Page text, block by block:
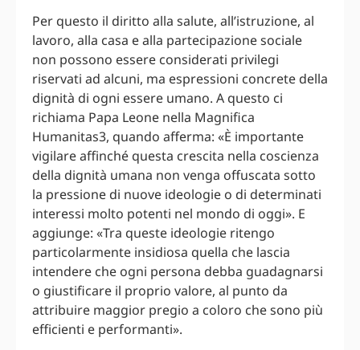
Per questo il diritto alla salute, all’istruzione, al
lavoro, alla casa e alla partecipazione sociale
non possono essere considerati privilegi
riservati ad alcuni, ma espressioni concrete della
dignità di ogni essere umano. A questo ci
richiama Papa Leone nella Magnifica
Humanitas3, quando afferma: «È importante
vigilare affinché questa crescita nella coscienza
della dignità umana non venga offuscata sotto
la pressione di nuove ideologie o di determinati
interessi molto potenti nel mondo di oggi». E
aggiunge: «Tra queste ideologie ritengo
particolarmente insidiosa quella che lascia
intendere che ogni persona debba guadagnarsi
o giustificare il proprio valore, al punto da
attribuire maggior pregio a coloro che sono più
efficienti e performanti».